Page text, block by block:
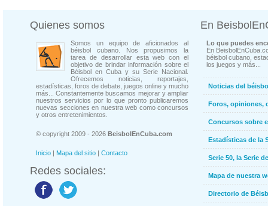
Quienes somos
Somos un equipo de aficionados al
béisbol cubano. Nos propusimos la
tarea de desarrollar esta web con el
objetivo de brindar información sobre el
Béisbol en Cuba y su Serie Nacional.
Ofrecemos noticias, reportajes,
estadísticas, foros de debate, juegos online y mucho
más... Constantemente buscamos mejorar y ampliar
nuestros servicios por lo que pronto publicaremos
nuevas secciones en nuestra web como concursos
y otros entretenimientos.
© copyright 2009 - 2026 BeisbolEnCuba.com
Inicio | Mapa del sitio | Contacto
Redes sociales:
En
Lo que puedes
En
béisbol cubano,
los juegos y más...
Noticias del
Foros, opiniones,
Concursos sobre
Estadísticas de la
Serie 50, la Serie
Mapa de nuestra
Directorio de